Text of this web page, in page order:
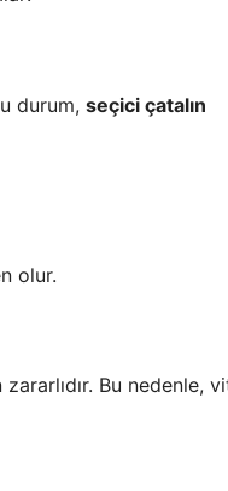
durum, seçici çatalın
olur.
Bu nedenle,